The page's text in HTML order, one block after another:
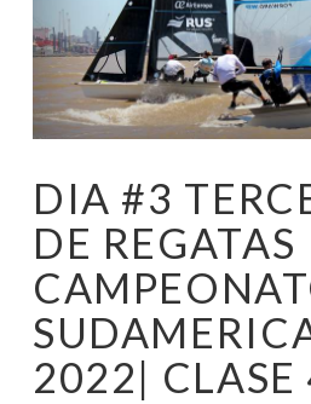
DIA #3
DE REGATAS
2022| CLASE